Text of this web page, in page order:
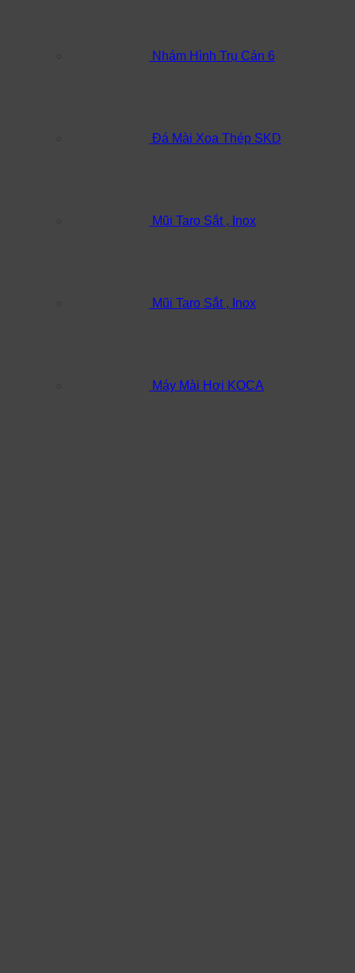
Nhám Hình Trụ Cán 6
Đá Mài Xoa Thép SKD
Mũi Taro Sắt , Inox
Mũi Taro Sắt , Inox
Máy Mài Hơi KOCA